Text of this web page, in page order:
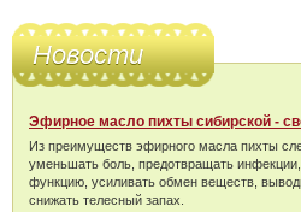
Новости
Эфирное масло пихты сибирской -
Из преимуществ эфирного масла пихты
уменьшать боль, предотвращать
функцию, усиливать обмен веществ,
снижать телесный запах.